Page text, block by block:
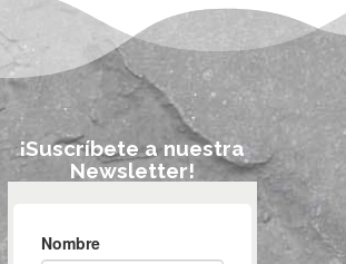
¡Suscríbete a nuestra
Newsletter!